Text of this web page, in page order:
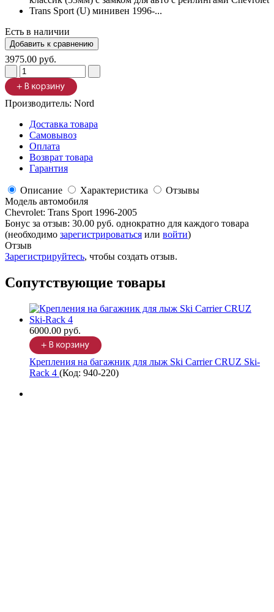
Есть в наличии
3975.00 руб.
Производитель: Nord
Доставка товара
Самовывоз
Оплата
Возврат товара
Гарантия
Описание Характеристика
Отзывы
Модель автомобиля
Chevrolet: Trans Sport 1996-2005
Бонус за отзыв: 30.00 руб. однократно для каждого товара
(необходимо зарегистрироваться или войти)
Отзыв
Зарегистрируйтесь, чтобы создать отзыв.
Сопутствующие товары
6000.00 руб.
Крепления на багажник для лыж Ski Carrier CRUZ Ski-
Rack 4 (Код: 940-220)